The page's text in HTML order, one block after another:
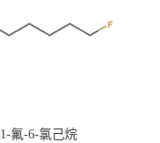
1-氟-6-氯己烷